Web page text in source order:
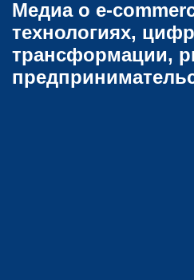
Медиа о e-
технологиях,
трансформации,